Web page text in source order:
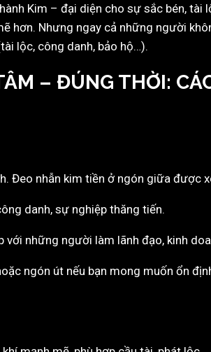
Kim – đại diện cho sự sắc bén,
hơn. Nhưng ngay cả những người
lộc, công danh, bảo hộ…).
– ĐÚNG THỜI:
Đeo nhẫn kim tiền ở ngón giữa được
danh, sự nghiệp thăng tiến.
với những người làm lãnh đạo, kinh
ngón út nếu bạn mong muốn ổn